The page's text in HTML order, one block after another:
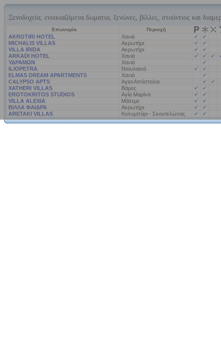
Ξενοδοχεία, ενοικιαζόμενα δωματια, ξενώνες, βίλλες, στούντιος και
Επωνυμία Περιοχή
AKROTIRI HOTEL
Χανιά
MICHALIS VILLAS
Ακρωτήρι
VILLA IRIDA
Ακρωτήρι
ARKADI HOTEL
Χανιά
ΥΔΡΑΜΩΝ
Χανιά
ILIOPETRA
Ντουλιανά
ELMAS DREAM APARTMENTS
Χανιά
CALYPSO APTS
Αγιοι Απόστολοι
XATHERI VILLAS
Βάμος
EROTOKRITOS STUDIOS
Αγία Μαρίνα
VILLA ALEXIA
Μάλεμε
ΒΙΛΛΑ ΦΑΙΔΡΑ
Ακρωτήρι
ARETAKI VILLAS
Κολυμπάρι - Σκουτελώνας